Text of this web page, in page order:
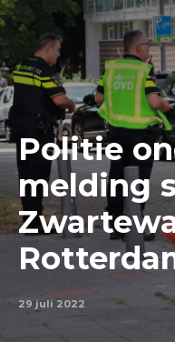
Politie
melding
29 juli 2022